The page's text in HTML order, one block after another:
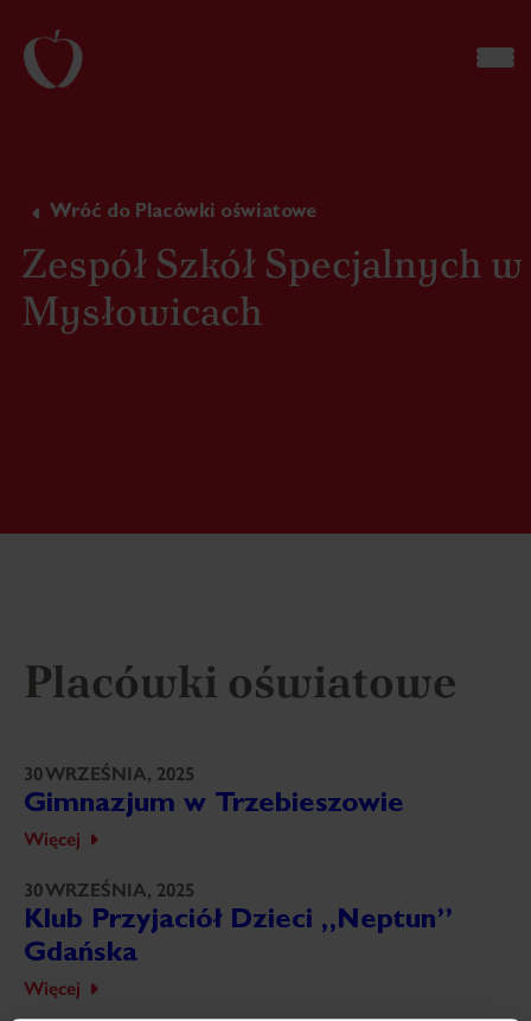
Wróć do Placówki oświatowe
Zespół Szkół Specjalnych w
Mysłowicach
Placówki oświatowe
30 WRZEŚNIA, 2025
Gimnazjum w Trzebieszowie
Więcej
30 WRZEŚNIA, 2025
Klub Przyjaciół Dzieci „Neptun”
Gdańska
Więcej